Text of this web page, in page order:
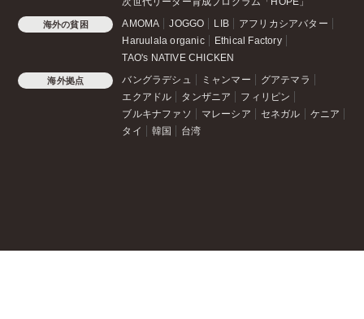
海外の貧困 AMOMA JOGGO LIB
アフリカシアバター
Haruulala organic
Ethical Factory
TAO's NATIVE CHICKEN
海外拠点 バングラデシュ ミャンマー
グアテマラ
エクアドル
タンザニア
フィリピン
ブルキナファソ
マレーシア セネガル
ケニア
タイ
韓国 台湾